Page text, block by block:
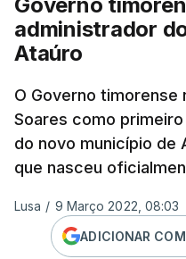
administrador
Ataúro
O Governo timorense
Soares como
do novo município de
que nasceu
Lusa / 9 Março 2022, 08:03
ADICIONAR